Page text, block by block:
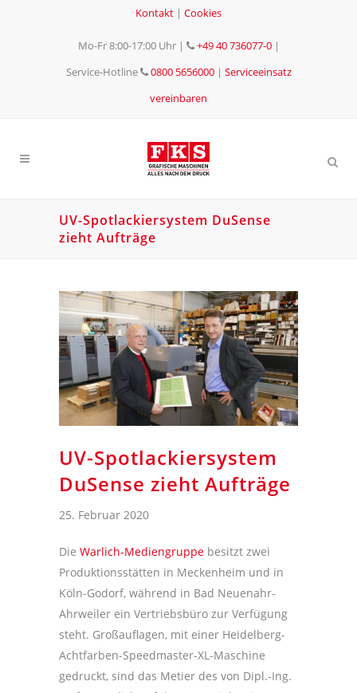
Kontakt | Cookies
Mo-Fr 8:00-17:00 Uhr| +49 40 736077-0|
Service-Hotline
0800 5656000| Serviceeinsatz
vereinbaren
UV-Spotlackiersystem DuSense
zieht Aufträge
UV-Spotlackiersystem
DuSense zieht Aufträge
25. Februar 2020
Die Warlich-Mediengruppe besitzt zwei
Produktionsstätten in Meckenheim und in
Köln-Godorf, während in Bad Neuenahr-
Ahrweiler ein Vertriebsbüro zur Verfügung
steht. Großauflagen, mit einer Heidelberg-
Achtfarben-Speedmaster-XL-Maschine
gedruckt, sind das Metier des von Dipl.-Ing.